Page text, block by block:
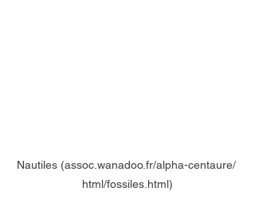
Nautiles (assoc.wanadoo.fr/alpha-centaure/
html/fossiles.html)